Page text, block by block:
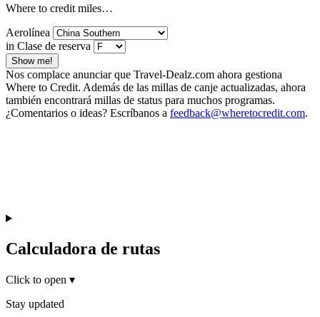
Where to credit miles…
Aerolínea
in Clase de reserva
Show me!
Nos complace anunciar que Travel-Dealz.com ahora gestiona
Where to Credit. Además de las millas de canje actualizadas, ahora
también encontrará millas de status para muchos programas.
¿Comentarios o ideas? Escríbanos a feedback@wheretocredit.com.
Calculadora de rutas
Click to open ▾
Stay updated